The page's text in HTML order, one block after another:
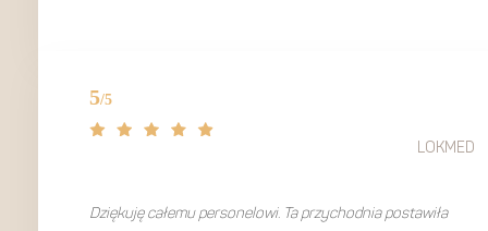
LOKMED
Dziękuję całemu personelowi. Ta przychodnia postawiła